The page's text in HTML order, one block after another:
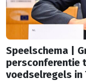
Speelschema |
persconferentie
voedselregels in